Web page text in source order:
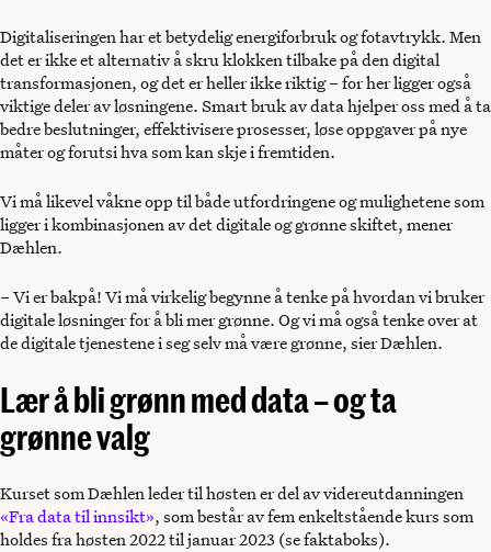
Digitaliseringen har et betydelig energiforbruk og fotavtrykk. Men
det er ikke et alternativ å skru klokken tilbake på den digital
transformasjonen, og det er heller ikke riktig – for her ligger også
viktige deler av løsningene. Smart bruk av data hjelper oss med å ta
bedre beslutninger, effektivisere prosesser, løse oppgaver på nye
måter og forutsi hva som kan skje i fremtiden.
Vi må likevel våkne opp til både utfordringene og mulighetene som
ligger i kombinasjonen av det digitale og grønne skiftet, mener
Dæhlen.
– Vi er bakpå! Vi må virkelig begynne å tenke på hvordan vi bruker
digitale løsninger for å bli mer grønne. Og vi må også tenke over at
de digitale tjenestene i seg selv må være grønne, sier Dæhlen.
Lær å bli grønn med data – og ta
grønne valg
Kurset som Dæhlen leder til høsten er del av videreutdanningen
«Fra data til innsikt», som består av fem enkeltstående kurs som
holdes fra høsten 2022 til januar 2023 (se faktaboks).